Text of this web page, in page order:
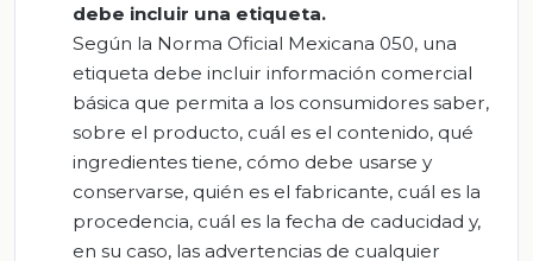
debe incluir una etiqueta.
Según la Norma Oficial Mexicana 050, una
etiqueta debe incluir información comercial
básica que permita a los consumidores saber,
sobre el producto, cuál es el contenido, qué
ingredientes tiene, cómo debe usarse y
conservarse, quién es el fabricante, cuál es la
procedencia, cuál es la fecha de caducidad y,
en su caso, las advertencias de cualquier